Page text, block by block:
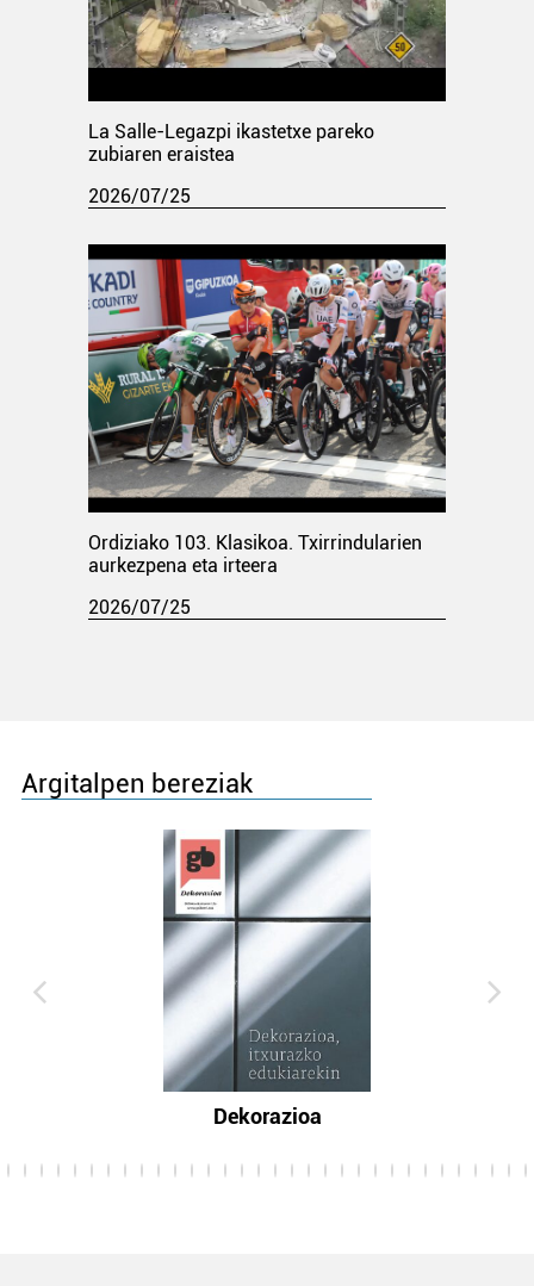
La Salle-Legazpi ikastetxe pareko
zubiaren eraistea
2026/07/25
Ordiziako 103. Klasikoa. Txirrindularien
aurkezpena eta irteera
2026/07/25
Argitalpen bereziak
Dekorazioa